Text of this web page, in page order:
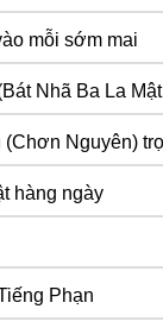
mỗi sớm mai
Nhã Ba La
Nguyên)
hàng ngày
Phạn